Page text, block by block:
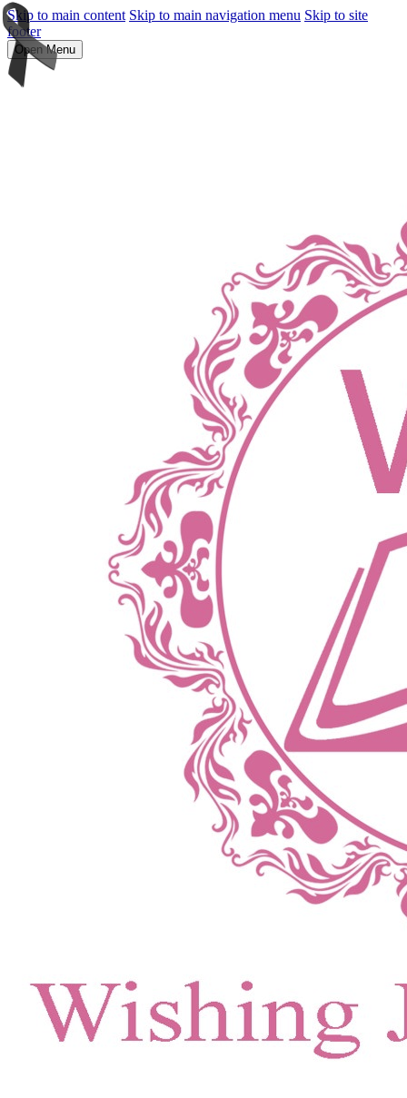
Skip to main content Skip to main navigation menu Skip to site
footer
Open Menu